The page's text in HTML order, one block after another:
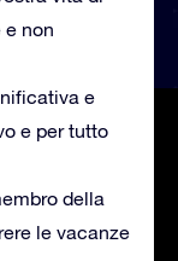
e non
e
e per tutto
della
le vacanze